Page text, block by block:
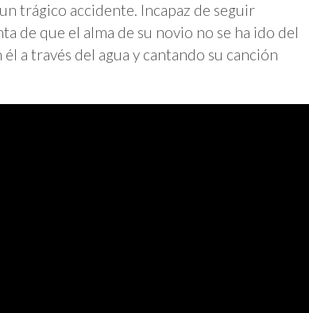
trágico accidente. Incapaz de seguir
de que el alma de su novio no se ha ido del
a través del agua y cantando su canción